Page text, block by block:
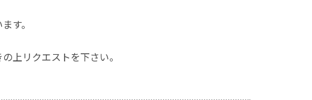
す。
上リクエストを下さい。